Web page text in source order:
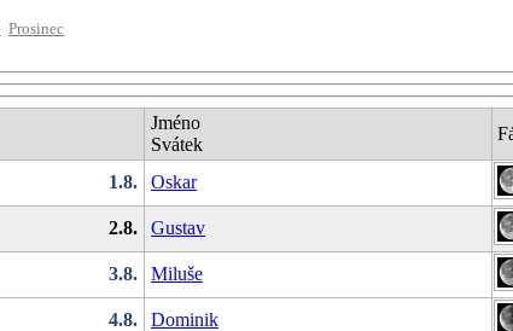
Prosinec
Jméno
Svátek
1.8. Oskar
2.8. Gustav
3.8. Miluše
4.8. Dominik